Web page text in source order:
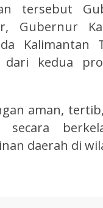
tersebut
Gubernur
Kalimantan
dari kedua
aman,
daerah di